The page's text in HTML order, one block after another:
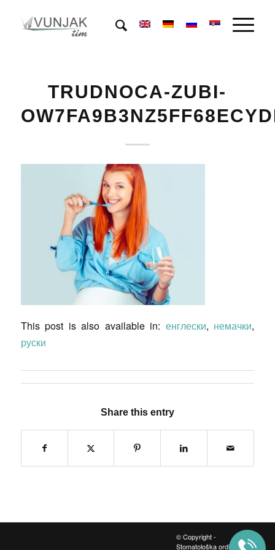
TRUDNOCA-ZUBI-
This post is also available in: енглески
немачки
руски
Share this entry
© Copyright -
Stomatološka ordinacija